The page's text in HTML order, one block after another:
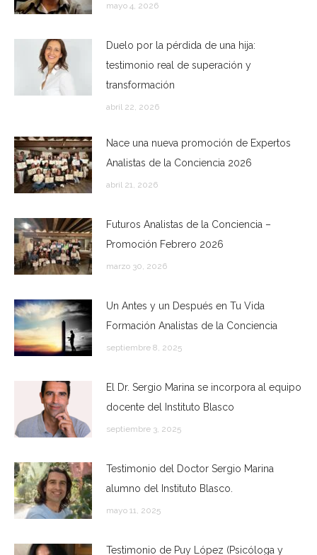
mayo 4, 2026
Duelo por la pérdida de una hija:
testimonio real de superación y
transformación
abril 22, 2026
Nace una nueva promoción de Expertos
Analistas de la Conciencia 2026
abril 21, 2026
Futuros Analistas de la Conciencia –
Promoción Febrero 2026
marzo 30, 2026
Un Antes y un Después en Tu Vida
Formación Analistas de la Conciencia
septiembre 8, 2025
El Dr. Sergio Marina se incorpora al equipo
docente del Instituto Blasco
septiembre 3, 2025
Testimonio del Doctor Sergio Marina
alumno del Instituto Blasco.
mayo 11, 2025
Testimonio de Puy López (Psicóloga y